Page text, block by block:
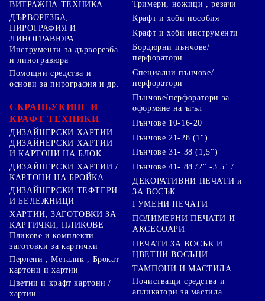
ВИТРАЖНА ТЕХНИКА
ДЪРВОРЕЗБА,
ПИРОГРАФИЯ И
ЛИНОГРАВЮРА
Инструменти за дърворезба
и линогравюра
Помощни средства и
основи за пирография и др.
СКРАПБУКИНГ И
КРАФТ ТЕХНИКИ
ДИЗАЙНЕРСКИ ХАРТИИ
ДИЗАЙНЕРСКИ ХАРТИИ
И КАРТОНИ НА БЛОК
ДИЗАЙНЕРСКИ ХАРТИИ /
КАРТОНИ НА БРОЙКА
ДИЗАЙНЕРСКИ ТЕФТЕРИ
И БЕЛЕЖНИЦИ
ХАРТИИ, ЗАГОТОВКИ ЗА
КАРТИЧКИ, ПЛИКОВЕ
Пликове и комплекти
заготовки за картички
Перлени , Металик , Брокат
картони и хартии
Цветни и крафт картони /
хартии
Тримери, ножици , резачи
Крафт и хоби пособия
Крафт и хоби инструменти
Бордюрни пънчове/
перфоратори
Специални пънчове/
перфоратори
Пънчове/перфоратори за
оформяне на ъгъл
Пънчове 10-16-20
Пънчове 21-28 (1")
Пънчове 31- 38 (1,5")
Пънчове 41- 88 /2" -3.5" /
ДЕКОРАТИВНИ ПЕЧАТИ и
ЗА ВОСЪК
ГУМЕНИ ПЕЧАТИ
ПОЛИМЕРНИ ПЕЧАТИ И
АКСЕСОАРИ
ПЕЧАТИ ЗА ВОСЪК И
ЦВЕТНИ ВОСЪЦИ
ТАМПОНИ И МАСТИЛА
Почистващи средства и
апликатори за мастила